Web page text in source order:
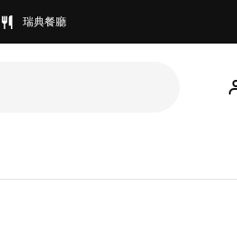
瑞典餐廳